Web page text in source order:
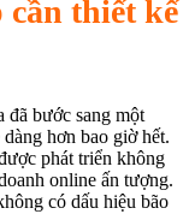
cần thiết kế
đã bước sang một
hơn bao giờ hết.
phát triển không
online ấn tượng.
có dấu hiệu bão